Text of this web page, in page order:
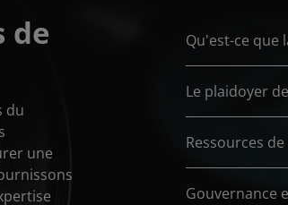
de
du
une
Qu'est-ce que
Le plaidoyer
Ressources de
Gouvernance